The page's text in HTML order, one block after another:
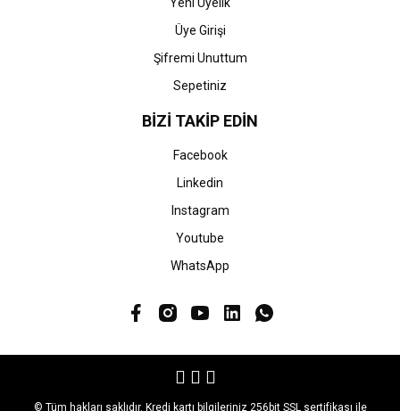
Üye Girişi
Şifremi Unuttum
Sepetiniz
BİZİ TAKİP EDİN
Facebook
Linkedin
Instagram
Youtube
WhatsApp
© Tüm hakları saklıdır. Kredi kartı bilgileriniz 256bit SSL sertifikası ile